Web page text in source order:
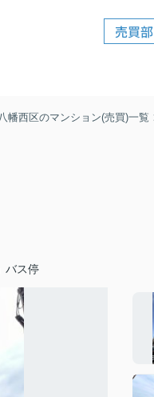
売買部
幡西区のマンション(売買)一覧
バス停